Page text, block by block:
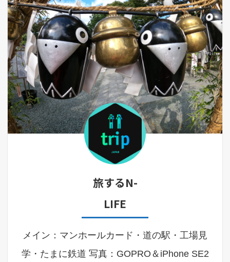
旅するN-
LIFE
メイン：マンホールカード・道の駅・工場見
学・たまに鉄道 写真：GOPRO＆iPhone SE2